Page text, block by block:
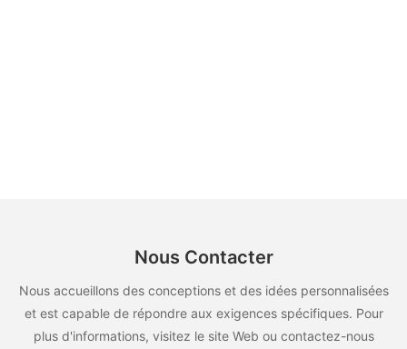
Nous Contacter
Nous accueillons des conceptions et des idées personnalisées
et est capable de répondre aux exigences spécifiques. Pour
plus d'informations, visitez le site Web ou contactez-nous